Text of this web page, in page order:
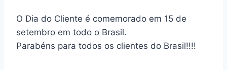
O Dia do Cliente é comemorado em 15 de
setembro em todo o Brasil.
Parabéns para todos os clientes do Brasil!!!!